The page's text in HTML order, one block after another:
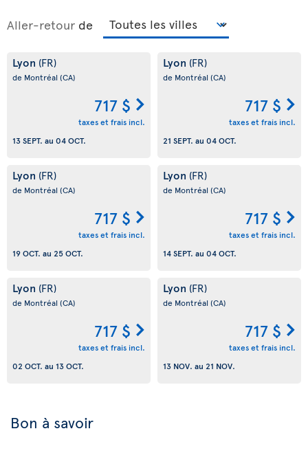
Aller-retour de
Lyon (FR)
de Montréal (CA)
717 $
taxes et frais incl.
13 SEPT. au 04 OCT.
Lyon (FR)
de Montréal (CA)
717 $
taxes et frais incl.
21 SEPT. au 04 OCT.
Lyon (FR)
de Montréal (CA)
717 $
taxes et frais incl.
19 OCT. au 25 OCT.
Lyon (FR)
de Montréal (CA)
717 $
taxes et frais incl.
14 SEPT. au 04 OCT.
Lyon (FR)
de Montréal (CA)
717 $
taxes et frais incl.
02 OCT. au 13 OCT.
Lyon (FR)
de Montréal (CA)
717 $
taxes et frais incl.
13 NOV. au 21 NOV.
Bon à savoir